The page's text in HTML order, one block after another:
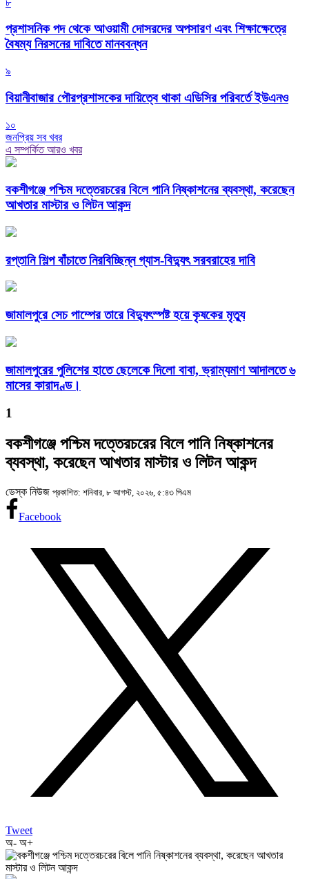
প্রশাসনিক পদ থেকে আওয়ামী দোসরদের অপসারণ এবং শিক্ষাক্ষেত্রে
বৈষম্য নিরসনের দাবিতে মানববন্ধন
৯
বিয়ানীবাজার পৌরপ্রশাসকের দায়িত্বে থাকা এডিসির পরিবর্তে ইউএনও
১০
জনপ্রিয় সব খবর
এ সম্পর্কিত আরও খবর
বকশীগঞ্জে পশ্চিম দত্তেরচরের বিলে পানি নিষ্কাশনের ব্যবস্থা, করেছেন
আখতার মাস্টার ও লিটন আকন্দ
রপ্তানি শিল্প বাঁচাতে নিরবিচ্ছিন্ন গ্যাস-বিদ্যুৎ সরবরাহের দাবি
জামালপুরে সেচ পাম্পের তারে বিদ্যুৎস্পষ্ট হয়ে কৃষকের মৃত্যু
জামালপুরের পুলিশের হাতে ছেলেকে দিলো বাবা, ভ্রাম্যমাণ আদালতে ৬
মাসের কারাদণ্ড।
1
বকশীগঞ্জে পশ্চিম দত্তেরচরের বিলে পানি নিষ্কাশনের
ব্যবস্থা, করেছেন আখতার মাস্টার ও লিটন আকন্দ
ডেস্ক নিউজ প্রকাশিত: শনিবার, ৮ আগস্ট, ২০২৬, ৫:৪৩ পিএম
Facebook
Tweet
অ- অ+